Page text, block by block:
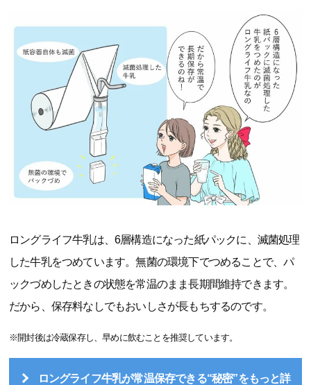
ロングライフ牛乳は、6層構造になった紙パックに、滅菌処理
した牛乳をつめています。無菌の環境下でつめることで、パ
ックづめしたときの状態を常温のまま長期間維持できます。
だから、保存料なしでもおいしさが長もちするのです。
※開封後は冷蔵保存し、早めに飲むことを推奨しています。
ロングライフ牛乳が常温保存できる“秘密”をもっと詳